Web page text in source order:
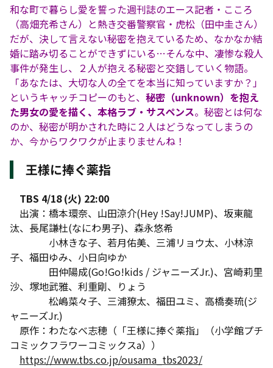
和な町で暮らし愛を誓った週刊誌のエース記者・こころ
（高畑充希さん）と熱き交番警察官・虎松（田中圭さん）
だが、決して言えない秘密を抱えているため、なかなか結
婚に踏み切ることができずにいる…そんな中、凄惨な殺人
事件が発生し、２人が抱える秘密と交錯していく物語。
「あなたは、大切な人の全てを本当に知っていますか？」
というキャッチコピーのもと、 秘密（unknown）を抱え
た男女の愛を描く、本格ラブ・サスペンス。秘密とは何な
のか、秘密が明かされた時に２人はどうなってしまうの
か、今からワクワクが止まりませんね！
王様に捧ぐ薬指
TBS 4/18 (火) 22:00
出演：橋本環奈、山田涼介(Hey !Say!JUMP)、坂東龍
汰、長尾謙杜(なにわ男子)、森永悠希
小林きな子、若月佑美、三浦リョウ太、小林涼
子、福田ゆみ、小日向ゆか
田仲陽成(Go!Go!kids / ジャニーズJr.)、宮崎莉里
沙、塚地武雅、利重剛、りょう
松嶋菜々子、三浦獠太、福田ユミ、高橋奏琉(ジ
ャニーズJr.)
原作：わたなべ志穂（「王様に捧ぐ薬指」（小学館プチ
コミックフラワーコミックスa））
https://www.tbs.co.jp/ousama_tbs2023/